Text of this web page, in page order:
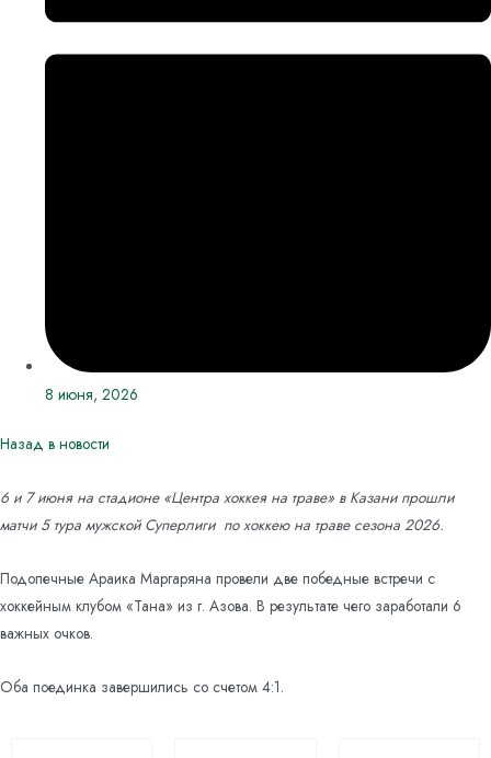
8 июня, 2026
Назад в новости
6 и 7 июня на стадионе «Центра хоккея на траве» в Казани прошли
матчи 5 тура мужской Суперлиги по хоккею на траве сезона 2026.
Подопечные Араика Маргаряна провели две победные встречи с
хоккейным клубом «Тана» из г. Азова. В результате чего заработали 6
важных очков.
Оба поединка завершились со счетом 4:1.